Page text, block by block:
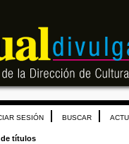
SESIÓN BUSCAR
de títulos